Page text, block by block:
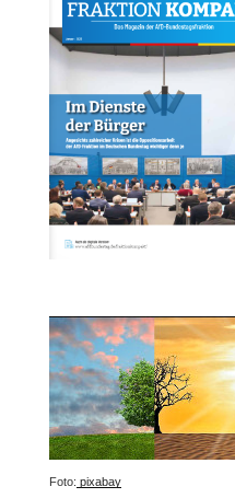
Foto: pixabay